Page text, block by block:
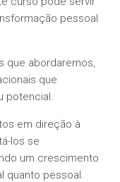
pessoal
que abordaremos,
que
potencial.
em direção à
los se
um crescimento
quanto pessoal.